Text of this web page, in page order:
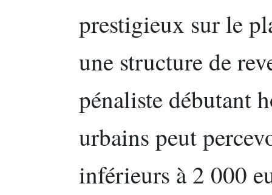
prestigieux sur le
une structure de
pénaliste débutant
urbains peut
inférieurs à 2 000